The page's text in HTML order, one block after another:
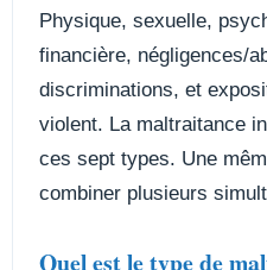
Physique, sexuelle,
financière, négligences/
discriminations, et
violent. La maltraitance
ces sept types. Une
combiner plusieurs
Quel est le type de